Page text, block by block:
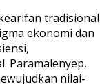
tradisional
ekonomi dan
Paramalenyep,
nilai-